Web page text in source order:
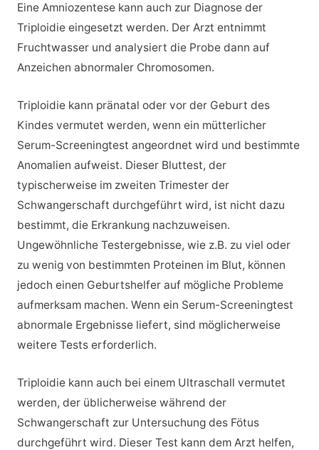
Eine Amniozentese kann auch zur Diagnose der
Triploidie eingesetzt werden. Der Arzt entnimmt
Fruchtwasser und analysiert die Probe dann auf
Anzeichen abnormaler Chromosomen.
Triploidie kann pränatal oder vor der Geburt des
Kindes vermutet werden, wenn ein mütterlicher
Serum-Screeningtest angeordnet wird und bestimmte
Anomalien aufweist. Dieser Bluttest, der
typischerweise im zweiten Trimester der
Schwangerschaft durchgeführt wird, ist nicht dazu
bestimmt, die Erkrankung nachzuweisen.
Ungewöhnliche Testergebnisse, wie z.B. zu viel oder
zu wenig von bestimmten Proteinen im Blut, können
jedoch einen Geburtshelfer auf mögliche Probleme
aufmerksam machen. Wenn ein Serum-Screeningtest
abnormale Ergebnisse liefert, sind möglicherweise
weitere Tests erforderlich.
Triploidie kann auch bei einem Ultraschall vermutet
werden, der üblicherweise während der
Schwangerschaft zur Untersuchung des Fötus
durchgeführt wird. Dieser Test kann dem Arzt helfen,